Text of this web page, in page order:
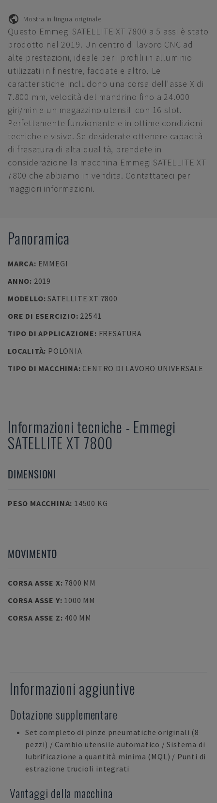
Mostra in lingua originale
Questo Emmegi SATELLITE XT 7800 a 5 assi è stato
prodotto nel 2019. Un centro di lavoro CNC ad
alte prestazioni, ideale per i profili in alluminio
utilizzati in finestre, facciate e altro. Le
caratteristiche includono una corsa dell'asse X di
7.800 mm, velocità del mandrino fino a 24.000
giri/min e un magazzino utensili con 16 slot.
Perfettamente funzionante e in ottime condizioni
tecniche e visive. Se desiderate ottenere capacità
di fresatura di alta qualità, prendete in
considerazione la macchina Emmegi SATELLITE XT
7800 che abbiamo in vendita. Contattateci per
maggiori informazioni.
Panoramica
MARCA: EMMEGI
ANNO: 2019
MODELLO:SATELLITE XT 7800
ORE DI ESERCIZIO: 22541
TIPO DI APPLICAZIONE: FRESATURA
LOCALITÀ: POLONIA
TIPO DI MACCHINA: CENTRO DI LAVORO UNIVERSALE
Informazioni tecniche - Emmegi
SATELLITE XT 7800
DIMENSIONI
PESO MACCHINA: 14500 KG
MOVIMENTO
CORSA ASSE X: 7800 MM
CORSA ASSE Y: 1000 MM
CORSA ASSE Z: 400 MM
Informazioni aggiuntive
Dotazione supplementare
Set completo di pinze pneumatiche originali (8
pezzi) / Cambio utensile automatico / Sistema di
lubrificazione a quantità minima (MQL) / Punti di
estrazione trucioli integrati
Vantaggi della macchina